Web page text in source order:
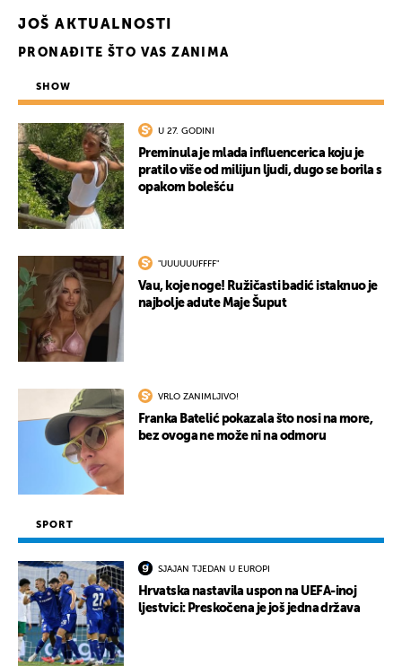
JOŠ AKTUALNOSTI
PRONAĐITE ŠTO VAS ZANIMA
SHOW
U 27. GODINI
Preminula je mlada influencerica koju je
pratilo više od milijun ljudi, dugo se borila s
opakom bolešću
"UUUUUUFFFF"
Vau, koje noge! Ružičasti badić istaknuo je
najbolje adute Maje Šuput
VRLO ZANIMLJIVO!
Franka Batelić pokazala što nosi na more,
bez ovoga ne može ni na odmoru
SPORT
SJAJAN TJEDAN U EUROPI
Hrvatska nastavila uspon na UEFA-inoj
ljestvici: Preskočena je još jedna država